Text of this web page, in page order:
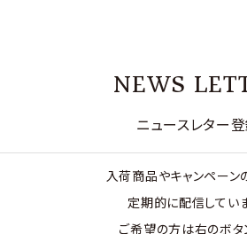
NEWS
ニュースレター
入荷商品やキャンペーン
定期的に配信していま
ご希望の方は右のボタ